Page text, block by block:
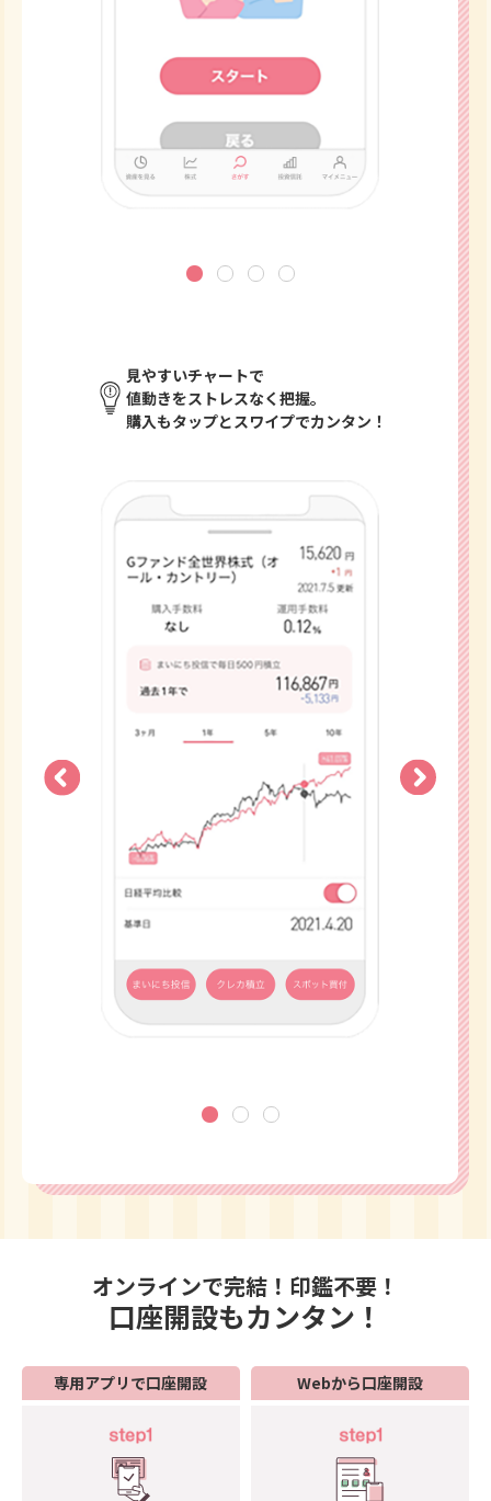
見やすいチャートで
値動きをストレスなく把握。
購入もタップとスワイプでカンタン！
オンラインで完結！印鑑不要！
口座開設もカンタン！
専用アプリで口座開設 Webから口座開設